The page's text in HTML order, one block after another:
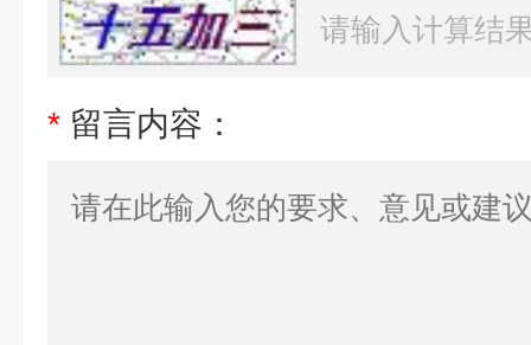
* 留言内容：